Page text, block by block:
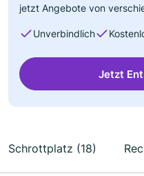
jetzt Angebote von
Unverbindlich
Jetzt
Schrottplatz (18)